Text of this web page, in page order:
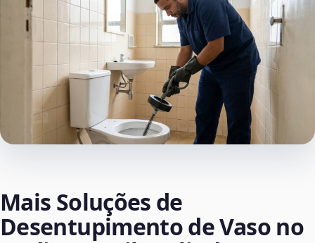
Mais Soluções de
Desentupimento de Vaso no